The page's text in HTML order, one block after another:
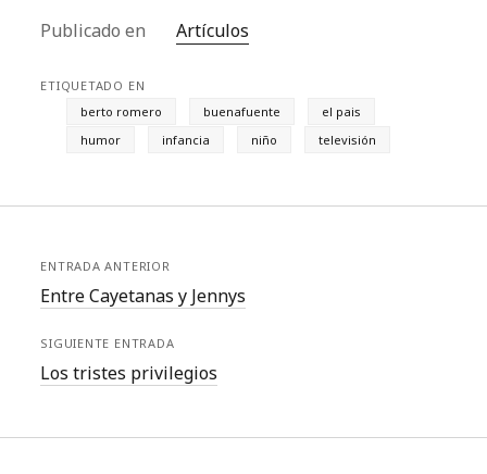
Publicado en Artículos
ETIQUETADO EN
berto romero
buenafuente
el pais
humor
infancia niño televisión
ENTRADA ANTERIOR
Entre Cayetanas y Jennys
SIGUIENTE ENTRADA
Los tristes privilegios